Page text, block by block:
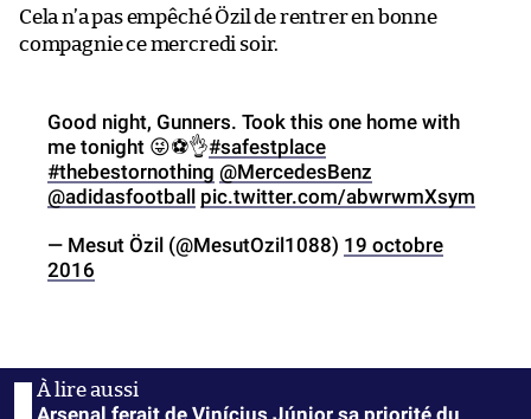
Cela n’a pas empêché Özil de rentrer en bonne
compagnie ce mercredi soir.
Good night, Gunners. Took this one home with
me tonight 😜⚽👌#safestplace
#thebestornothing @MercedesBenz
@adidasfootball pic.twitter.com/abwrwmXsym
— Mesut Özil (@MesutOzil1088) 19 octobre
2016
Arsenal ferait de Vinícius Júnior sa priorité du